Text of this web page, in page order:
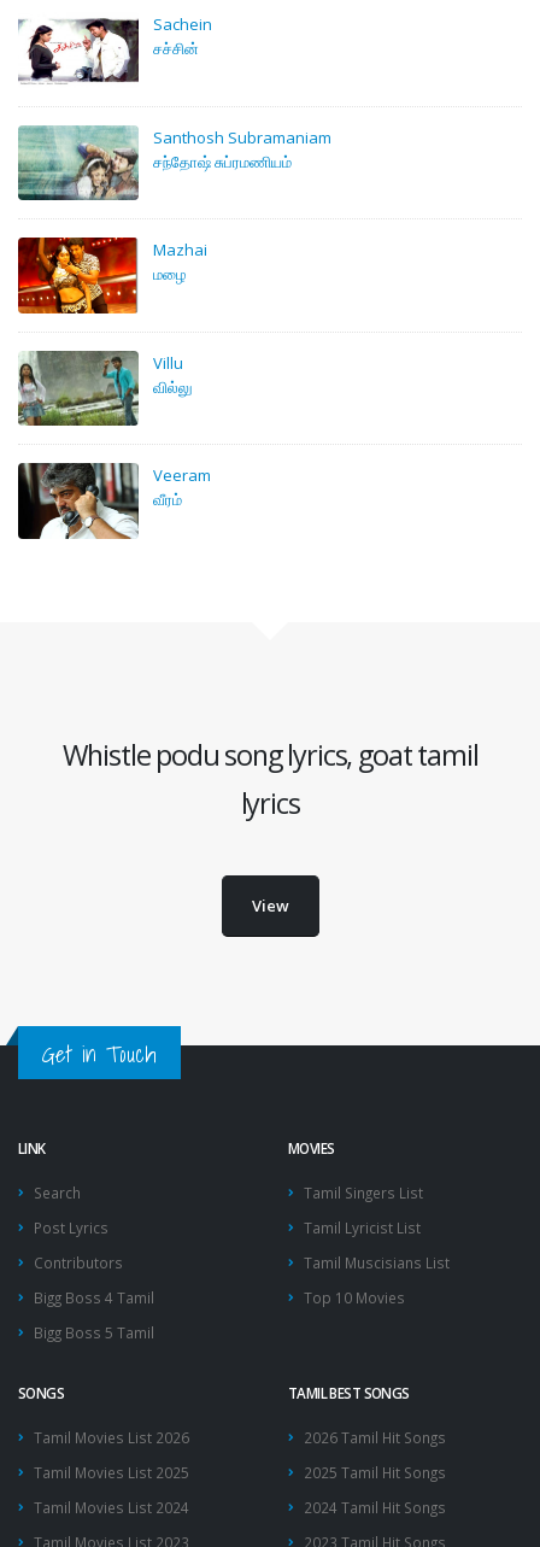
Sachein
சச்சின்
Santhosh Subramaniam
சந்தோஷ் சுப்ரமணியம்
Mazhai
மழை
Villu
வில்லு
Veeram
வீரம்
Whistle podu song lyrics, goat tamil
lyrics
View
Get in Touch
LINK
Search
Post Lyrics
Contributors
Bigg Boss 4 Tamil
Bigg Boss 5 Tamil
MOVIES
Tamil Singers List
Tamil Lyricist List
Tamil Muscisians List
Top 10 Movies
SONGS
Tamil Movies List 2026
Tamil Movies List 2025
Tamil Movies List 2024
Tamil Movies List 2023
TAMIL BEST SONGS
2026 Tamil Hit Songs
2025 Tamil Hit Songs
2024 Tamil Hit Songs
2023 Tamil Hit Songs